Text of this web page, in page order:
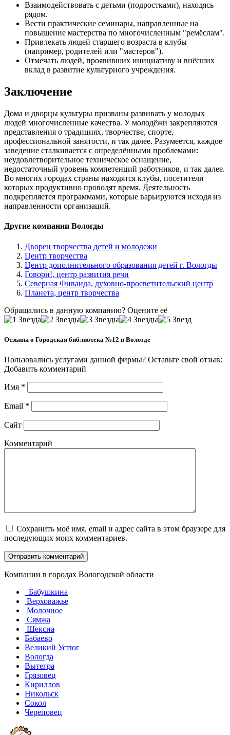
Взаимодействовать с детьми (подростками), находясь
рядом.
Вести практические семинары, направленные на
повышение мастерства по многочисленным "ремёслам".
Привлекать людей старшего возраста в клубы
(например, родителей или "мастеров").
Отмечать людей, проявивших инициативу и внёсших
вклад в развитие культурного учреждения.
Заключение
Дома и дворцы культуры призваны развивать у молодых
людей многочисленные качества. У молодёжи закрепляются
представления о традициях, творчестве, спорте,
профессиональной занятости, и так далее. Разумеется, каждое
заведение сталкивается с определёнными проблемами:
неудовлетворительное техническое оснащение,
недостаточный уровень компетенций работников, и так далее.
Во многих городах страны находятся клубы, посетители
которых продуктивно проводят время. Деятельность
подкрепляется программами, которые варьируются исходя из
направленности организаций.
Другие компании Вологды
Дворец творчества детей и молодежи
Центр творчества
Центр дополнительного образования детей г. Вологды
Говори!, центр развития речи
Северная Фиваида, духовно-просветительский центр
Планета, центр творчества
Обращались в данную компанию? Оцените её
Отзывы о Городская библиотека №12 в Вологде
Пользовались услугами данной фирмы? Оставьте свой отзыв:
Добавить комментарий
Имя *
Email *
Сайт
Комментарий
Сохранить моё имя, email и адрес сайта в этом браузере для
последующих моих комментариев.
Компании в городах Вологодской области
Бабушкина
Верховажье
Молочное
Сямжа
Шексна
Бабаево
Великий Устюг
Вологда
Вытегра
Грязовец
Кириллов
Никольск
Сокол
Череповец